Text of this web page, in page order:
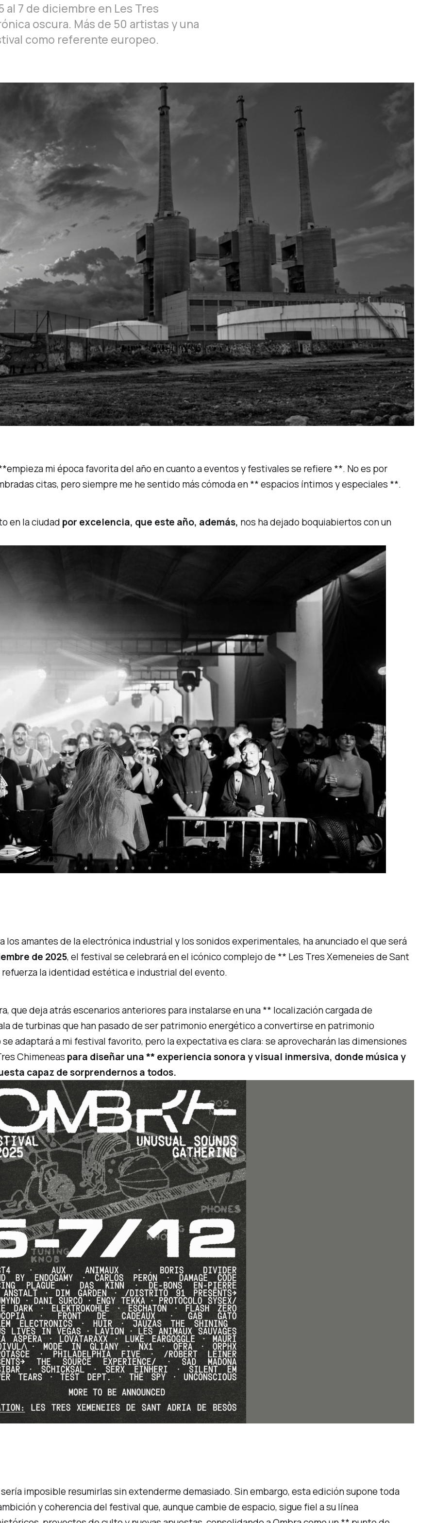
al 7 de diciembre en Les Tres
oscura. Más de 50 artistas y una
como referente europeo.
mi época favorita del año en cuanto a eventos y festivales se refiere **. No es por
citas, pero siempre me he sentido más cómoda en ** espacios íntimos y especiales **.
en la ciudad por excelencia, que este año, además, nos ha dejado boquiabiertos con un
amantes de la electrónica industrial y los sonidos experimentales, ha anunciado el que será
de 2025, el festival se celebrará en el icónico complejo de ** Les Tres Xemeneies de Sant
la identidad estética e industrial del evento.
que deja atrás escenarios anteriores para instalarse en una ** localización cargada de
de turbinas que han pasado de ser patrimonio energético a convertirse en patrimonio
adaptará a mi festival favorito, pero la expectativa es clara: se aprovecharán las dimensiones
Chimeneas para diseñar una ** experiencia sonora y visual inmersiva, donde música y
capaz de sorprendernos a todos.
imposible resumirlas sin extenderme demasiado. Sin embargo, esta edición supone toda
y coherencia del festival que, aunque cambie de espacio, sigue fiel a su línea